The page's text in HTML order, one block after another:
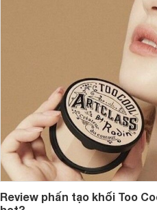
Review phấn tạo khối Too